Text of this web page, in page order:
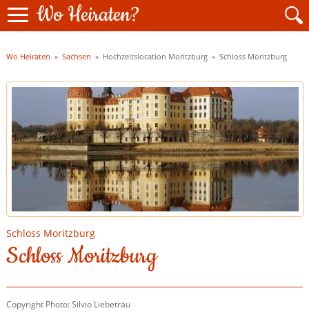
Wo Heiraten?
Wo Heiraten » Sachsen » Hochzeitslocation Moritzburg » Schloss Moritzburg
Schloss Moritzburg
Schloss Moritzburg
Copyright Photo: Silvio Liebetrau